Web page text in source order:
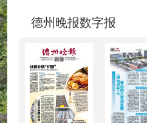
德州晚报数字报